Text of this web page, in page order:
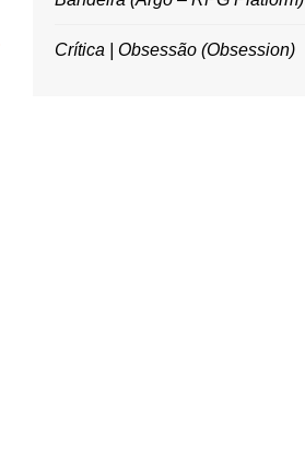
Crítica | Obsessão (Obsession)